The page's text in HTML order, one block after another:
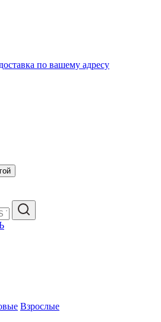
по вашему адресу
Взрослые